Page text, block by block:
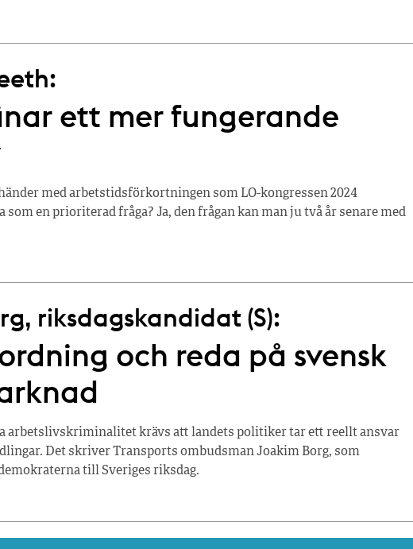
ett mer fungerande
med arbetstidsförkortningen som LO-kongressen 2024
som en prioriterad fråga? Ja, den frågan kan man ju två år senare med
riksdagskandidat (S):
och reda på svensk
arbetslivskriminalitet krävs att landets politiker tar ett reellt ansvar
Det skriver Transports ombudsman Joakim Borg, som
till Sveriges riksdag.